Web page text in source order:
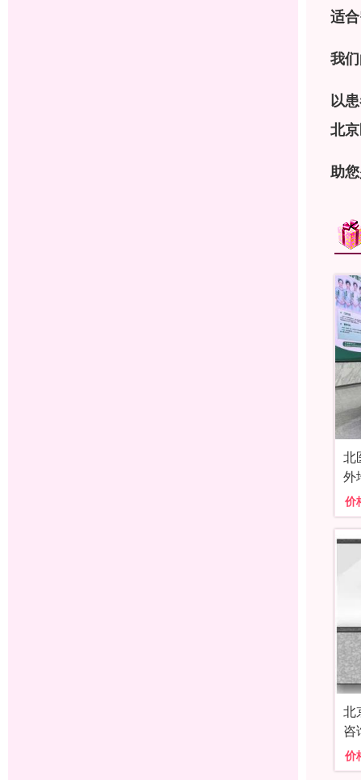
适合
我
以
北
助
北
外
价
北
咨
价